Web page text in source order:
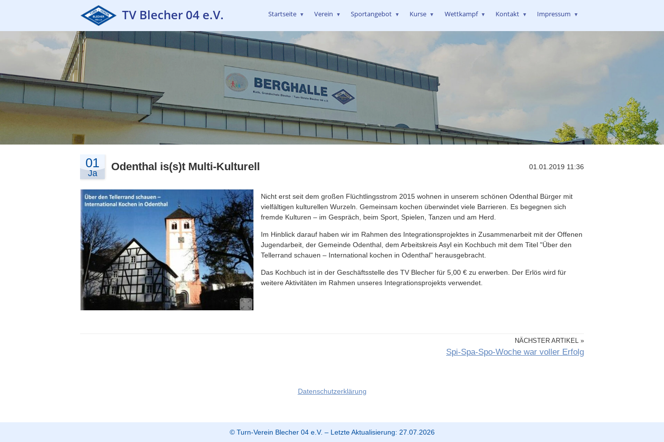
TV Blecher 04 e.V. Startseite▼ Verein▼ Sportangebot▼ Kurse▼ Wettkampf▼ Kontakt▼ Impressum▼
01
Ja
Odenthal is(s)t Multi-Kulturell 01.01.2019 11:36
Nicht erst seit dem großen Flüchtlingsstrom 2015 wohnen in unserem schönen Odenthal Bürger mit
vielfältigen kulturellen Wurzeln. Gemeinsam kochen überwindet viele Barrieren. Es begegnen sich
fremde Kulturen – im Gespräch, beim Sport, Spielen, Tanzen und am Herd.
Im Hinblick darauf haben wir im Rahmen des Integrationsprojektes in Zusammenarbeit mit der Offenen
Jugendarbeit, der Gemeinde Odenthal, dem Arbeitskreis Asyl ein Kochbuch mit dem Titel "Über den
Tellerrand schauen – International kochen in Odenthal" herausgebracht.
Das Kochbuch ist in der Geschäftsstelle des TV Blecher für 5,00 € zu erwerben. Der Erlös wird für
weitere Aktivitäten im Rahmen unseres Integrationsprojekts verwendet.
NÄCHSTER ARTIKEL »
Spi-Spa-Spo-Woche war voller Erfolg
Datenschutzerklärung
© Turn-Verein Blecher 04 e.V. – Letzte Aktualisierung: 27.07.2026